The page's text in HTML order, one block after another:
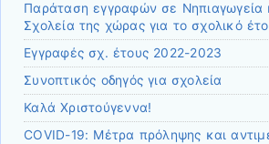
Παράταση εγγραφών σε Νηπιαγωγεία
Σχολεία της χώρας για το σχολικό
Εγγραφές σχ. έτους 2022-2023
Συνοπτικός οδηγός για σχολεία
Καλά Χριστούγεννα!
COVID-19: Μέτρα πρόληψης και